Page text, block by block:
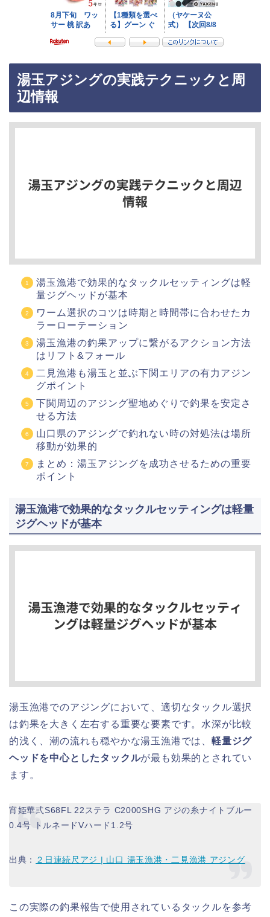
湯玉アジングの実践テクニックと周
辺情報
湯玉漁港で効果的なタックルセッティングは軽
量ジグヘッドが基本
ワーム選択のコツは時期と時間帯に合わせたカ
ラーローテーション
湯玉漁港の釣果アップに繋がるアクション方法
はリフト&フォール
二見漁港も湯玉と並ぶ下関エリアの有力アジン
グポイント
下関周辺のアジング聖地めぐりで釣果を安定さ
せる方法
山口県のアジングで釣れない時の対処法は場所
移動が効果的
まとめ：湯玉アジングを成功させるための重要
ポイント
湯玉漁港で効果的なタックルセッティングは軽量
ジグヘッドが基本
湯玉漁港でのアジングにおいて、適切なタックル選択
は釣果を大きく左右する重要な要素です。水深が比較
的浅く、潮の流れも穏やかな湯玉漁港では、軽量ジグ
ヘッドを中心としたタックルが最も効果的とされてい
ます。
宵姫華弍S68FL 22ステラ C2000SHG アジの糸ナイトブルー
0.4号 トルネードVハード1.2号
出典： ２日連続尺アジ | 山口 湯玉漁港・二見漁港 アジング
この実際の釣果報告で使用されているタックルを参考